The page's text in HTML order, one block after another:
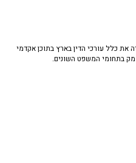
את כלל עורכי הדין בארץ בתוכן אקדמי
בתחומי המשפט השונים.